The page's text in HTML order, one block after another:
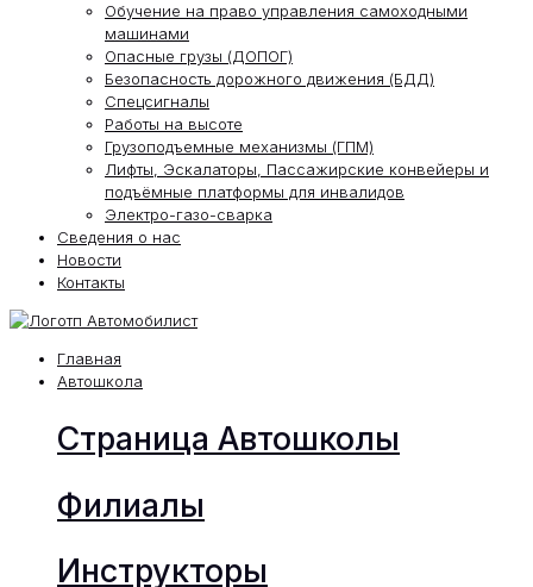
Обучение на право управления самоходными
машинами
Опасные грузы (ДОПОГ)
Безопасность дорожного движения (БДД)
Спецсигналы
Работы на высоте
Грузоподъемные механизмы (ГПМ)
Лифты, Эскалаторы, Пассажирские конвейеры и
подъёмные платформы для инвалидов
Электро-газо-сварка
Сведения о нас
Новости
Контакты
Главная
Автошкола
Страница Автошколы
Филиалы
Инструкторы